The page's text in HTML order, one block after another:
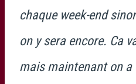
chaque week-end
on y sera encore. Ca
mais maintenant on